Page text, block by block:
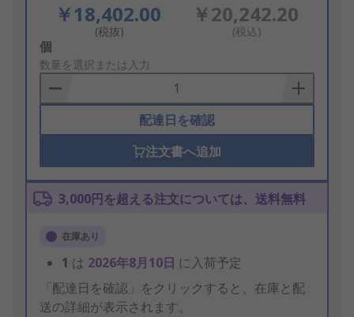
￥18,402.00
(税抜)
￥20,242.20
(税込)
Add
to
Basket
個
数量を選択または入力
配達日を確認
注文書へ追加
3,000円を超える注文については、送料無料
在庫あり
1 は 2026年8月10日 に入荷予定
「配達日を確認」をクリックすると、在庫と配
送の詳細が表示されます。